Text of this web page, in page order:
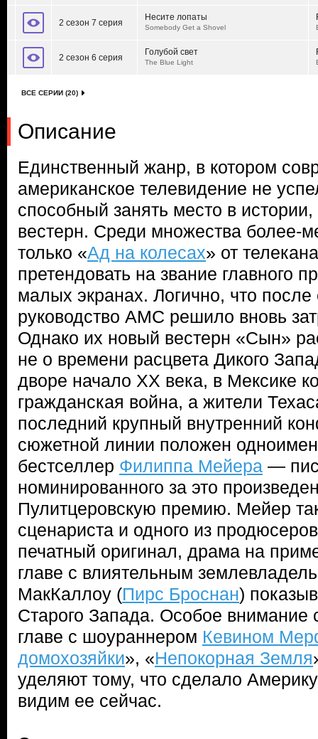
2 сезон 7 серия
Несите лопаты
Somebody Get a Shovel
2 сезон 6 серия
Голубой свет
The Blue Light
ВСЕ СЕРИИ (20)
Описание
Единственный жанр, в котором
американское телевидение не
способный занять место в
вестерн. Среди множества более-
только «Ад на колесах» от
претендовать на звание главного
малых экранах. Логично, что после
руководство AMC решило вновь
Однако их новый вестерн «Сын»
не о времени расцвета Дикого
дворе начало XX века, в Мексике
гражданская война, а жители
последний крупный внутренний
сюжетной линии положен
бестселлер Филиппа Мейера —
номинированного за это
Пулитцеровскую премию. Мейер
сценариста и одного из
печатный оригинал, драма на
главе с влиятельным
МакКаллоу (Пирс Броснан)
Старого Запада. Особое внимание
главе с шоураннером Кевином
домохозяйки», «Непокорная Земля
уделяют тому, что сделало
видим ее сейчас.